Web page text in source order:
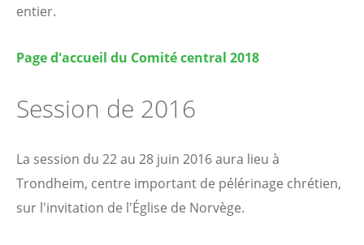
entier.
Page d'accueil du Comité central 2018
Session de 2016
La session du 22 au 28 juin 2016 aura lieu à
Trondheim, centre important de pélérinage chrétien,
sur l'invitation de l'Église de Norvège.